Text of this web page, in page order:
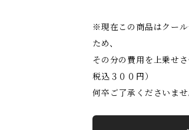
※現在この商品はクー
ため、
その分の費用を上乗せ
税込３００円）
何卒ご了承くださいませ